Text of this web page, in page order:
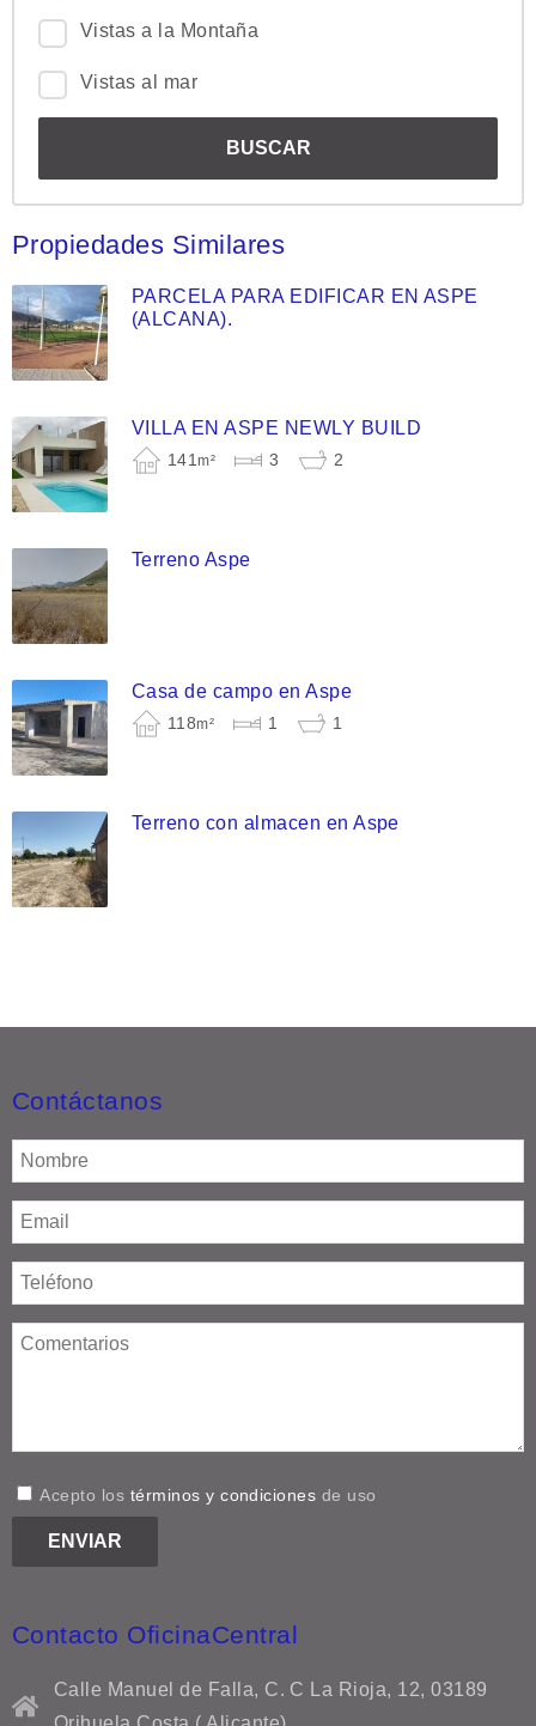
Vistas a la Montaña
Vistas al mar
Propiedades Similares
PARCELA PARA EDIFICAR EN ASPE
(ALCANA).
VILLA EN ASPE NEWLY BUILD
141m² 3 2
Terreno Aspe
Casa de campo en Aspe
118m² 1 1
Terreno con almacen en Aspe
Contáctanos
Acepto los términos y condiciones de uso
Contacto OficinaCentral
Calle Manuel de Falla, C. C La Rioja, 12, 03189